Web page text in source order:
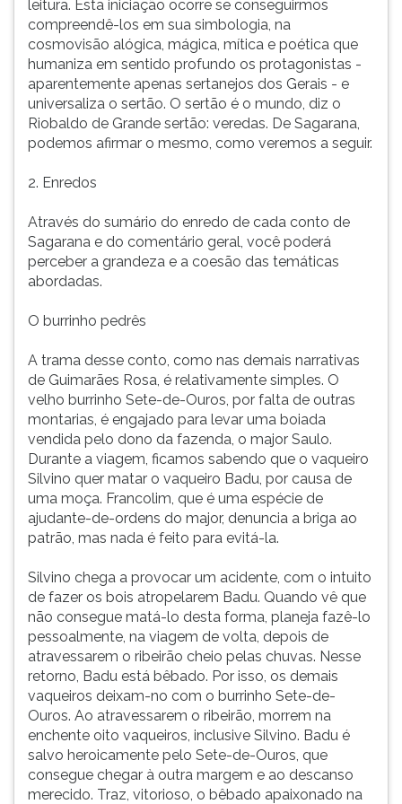
leitura. Esta iniciação ocorre se conseguirmos
compreendê-los em sua simbologia, na
cosmovisão alógica, mágica, mítica e poética que
humaniza em sentido profundo os protagonistas -
aparentemente apenas sertanejos dos Gerais - e
universaliza o sertão. O sertão é o mundo, diz o
Riobaldo de Grande sertão: veredas. De Sagarana,
podemos afirmar o mesmo, como veremos a seguir.
2. Enredos
Através do sumário do enredo de cada conto de
Sagarana e do comentário geral, você poderá
perceber a grandeza e a coesão das temáticas
abordadas.
O burrinho pedrês
A trama desse conto, como nas demais narrativas
de Guimarães Rosa, é relativamente simples. O
velho burrinho Sete-de-Ouros, por falta de outras
montarias, é engajado para levar uma boiada
vendida pelo dono da fazenda, o major Saulo.
Durante a viagem, ficamos sabendo que o vaqueiro
Silvino quer matar o vaqueiro Badu, por causa de
uma moça. Francolim, que é uma espécie de
ajudante-de-ordens do major, denuncia a briga ao
patrão, mas nada é feito para evitá-la.
Silvino chega a provocar um acidente, com o intuito
de fazer os bois atropelarem Badu. Quando vê que
não consegue matá-lo desta forma, planeja fazê-lo
pessoalmente, na viagem de volta, depois de
atravessarem o ribeirão cheio pelas chuvas. Nesse
retorno, Badu está bêbado. Por isso, os demais
vaqueiros deixam-no com o burrinho Sete-de-
Ouros. Ao atravessarem o ribeirão, morrem na
enchente oito vaqueiros, inclusive Silvino. Badu é
salvo heroicamente pelo Sete-de-Ouros, que
consegue chegar à outra margem e ao descanso
merecido. Traz, vitorioso, o bêbado apaixonado na